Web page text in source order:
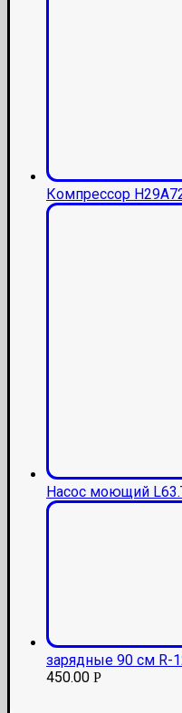
Компрессор
Насос моющий
зарядные 90 см R-
450.00 Р